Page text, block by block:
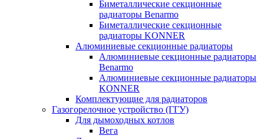
Биметаллические секционные
радиаторы Benarmo
Биметаллические секционные
радиаторы KONNER
Алюминиевые секционные радиаторы
Алюминиевые секционные радиаторы
Benarmo
Алюминиевые секционные радиаторы
KONNER
Комплектующие для радиаторов
Газогорелочное устройство (ГГУ)
Для дымоходных котлов
Вега